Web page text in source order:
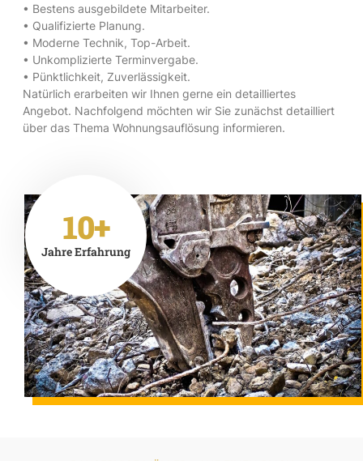
• Bestens ausgebildete Mitarbeiter.
• Qualifizierte Planung.
• Moderne Technik, Top-Arbeit.
• Unkomplizierte Terminvergabe.
• Pünktlichkeit, Zuverlässigkeit.
Natürlich erarbeiten wir Ihnen gerne ein detailliertes
Angebot. Nachfolgend möchten wir Sie zunächst detailliert
über das Thema Wohnungsauflösung informieren.
10+
Jahre Erfahrung